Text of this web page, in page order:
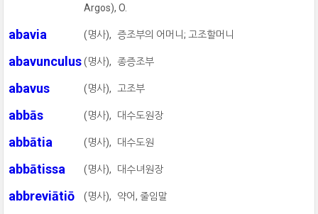
Argos), O.
abavia (명사), 증조부의 어머니; 고조할머니
abavunculus (명사), 종증조부
abavus (명사), 고조부
abbās (명사), 대수도원장
abbātia (명사), 대수도원
abbātissa (명사), 대수녀원장
abbreviātiō (명사), 약어, 줄임말